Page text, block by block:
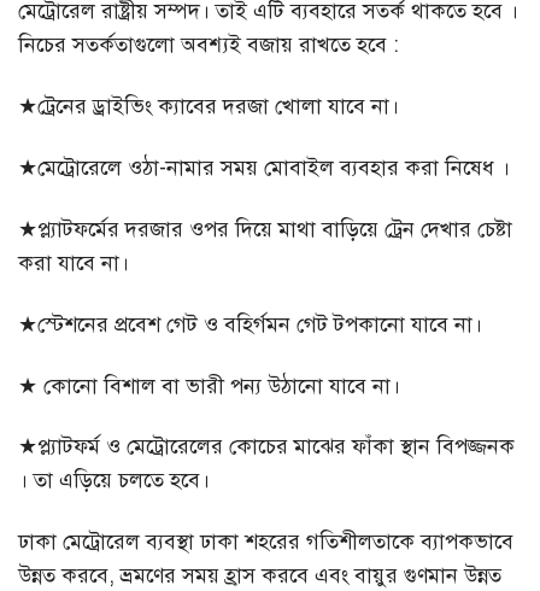
মেট্রোরেল রাষ্ট্রীয় সম্পদ। তাই এটি ব্যবহারে সতর্ক থাকতে হবে ।
নিচের সতর্কতাগুলো অবশ্যই বজায় রাখতে হবে :
★ট্রেনের ড্রাইভিং ক্যাবের দরজা খোলা যাবে না।
★মেট্রোরেলে ওঠা-নামার সময় মোবাইল ব্যবহার করা নিষেধ ।
★প্ল্যাটফর্মের দরজার ওপর দিয়ে মাথা বাড়িয়ে ট্রেন দেখার চেষ্টা
করা যাবে না।
★স্টেশনের প্রবেশ গেট ও বহির্গমন গেট টপকানো যাবে না।
★ কোনো বিশাল বা ভারী পন্য উঠানো যাবে না।
★প্ল্যাটফর্ম ও মেট্রোরেলের কোচের মাঝের ফাঁকা স্থান বিপজ্জনক
। তা এড়িয়ে চলতে হবে।
ঢাকা মেট্রোরেল ব্যবস্থা ঢাকা শহরের গতিশীলতাকে ব্যাপকভাবে
উন্নত করবে, ভ্রমণের সময় হ্রাস করবে এবং বায়ুর গুণমান উন্নত